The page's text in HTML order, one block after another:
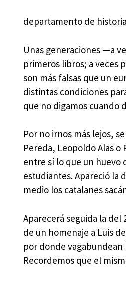
departamento de
Unas generaciones —a
primeros libros; a veces
son más falsas que un
distintas condiciones
que no digamos cuando
Por no irnos más lejos,
Pereda, Leopoldo Alas
entre sí lo que un huevo
estudiantes. Apareció la
medio los catalanes
Aparecerá seguida la
de un homenaje a Luis
por donde
Recordemos que el